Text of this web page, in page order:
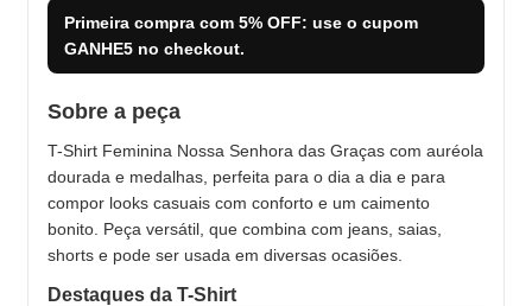
Primeira compra com 5% OFF: use o cupom
GANHE5 no checkout.
Sobre a peça
T-Shirt Feminina Nossa Senhora das Graças com auréola
dourada e medalhas, perfeita para o dia a dia e para
compor looks casuais com conforto e um caimento
bonito. Peça versátil, que combina com jeans, saias,
shorts e pode ser usada em diversas ocasiões.
Destaques da T-Shirt